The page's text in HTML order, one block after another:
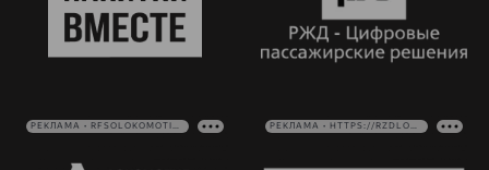
РЕКЛАМА • RFSOLOKOMOTIV.RU РЕКЛАМА • HTTPS://RZDLOG.RU/